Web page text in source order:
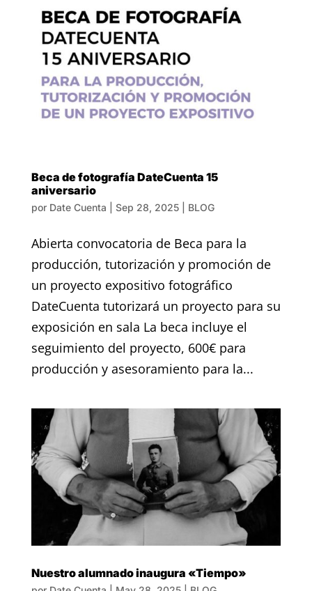
Beca de fotografía DateCuenta 15
aniversario
por Date Cuenta Sep 28, 2025| BLOG
Abierta convocatoria de Beca para la
producción, tutorización y promoción de
un proyecto expositivo fotográfico
DateCuenta tutorizará un proyecto para su
exposición en sala La beca incluye el
seguimiento del proyecto, 600€ para
producción y asesoramiento para la...
Nuestro alumnado inaugura «Tiempo»